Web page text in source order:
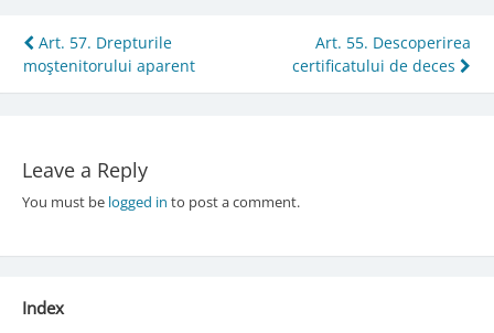
Post
navigation
Art. 57. Drepturile
moştenitorului aparent
Art. 55. Descoperirea
certificatului de deces
Leave a Reply
You must be logged in to post a comment.
Index